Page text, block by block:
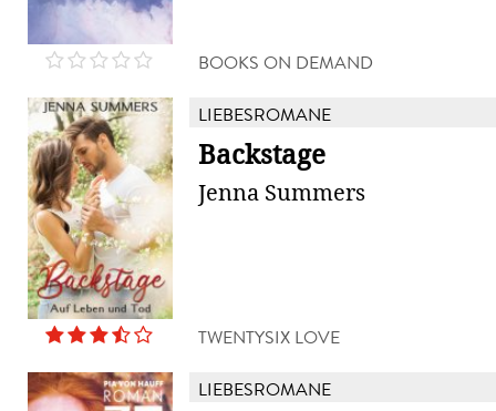
BOOKS ON DEMAND
LIEBESROMANE
Backstage
Jenna Summers
TWENTYSIX LOVE
LIEBESROMANE